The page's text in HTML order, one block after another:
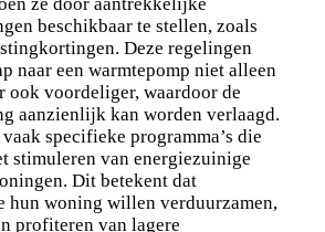
ze door aantrekkelijke
beschikbaar te stellen, zoals
Deze regelingen
naar een warmtepomp niet alleen
ook voordeliger, waardoor de
aanzienlijk kan worden verlaagd.
specifieke programma’s die
stimuleren van energiezuinige
Dit betekent dat
hun woning willen verduurzamen,
profiteren van lagere